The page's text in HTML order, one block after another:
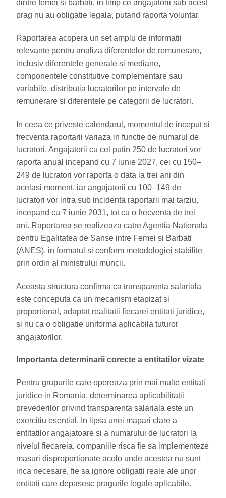
dintre femei si barbati, in timp ce angajatorii sub acest
prag nu au obligatie legala, putand raporta voluntar.
Raportarea acopera un set amplu de informatii
relevante pentru analiza diferentelor de remunerare,
inclusiv diferentele generale si mediane,
componentele constitutive complementare sau
variabile, distributia lucratorilor pe intervale de
remunerare si diferentele pe categorii de lucratori.
In ceea ce priveste calendarul, momentul de inceput si
frecventa raportarii variaza in functie de numarul de
lucratori. Angajatorii cu cel putin 250 de lucratori vor
raporta anual incepand cu 7 iunie 2027, cei cu 150–
249 de lucratori vor raporta o data la trei ani din
acelasi moment, iar angajatorii cu 100–149 de
lucratori vor intra sub incidenta raportarii mai tarziu,
incepand cu 7 iunie 2031, tot cu o frecventa de trei
ani. Raportarea se realizeaza catre Agentia Nationala
pentru Egalitatea de Sanse intre Femei si Barbati
(ANES), in formatul si conform metodologiei stabilite
prin ordin al ministrului muncii.
Aceasta structura confirma ca transparenta salariala
este conceputa ca un mecanism etapizat si
proportional, adaptat realitatii fiecarei entitati juridice,
si nu ca o obligatie uniforma aplicabila tuturor
angajatorilor.
Importanta determinarii corecte a entitatilor vizate
Pentru grupurile care opereaza prin mai multe entitati
juridice in Romania, determinarea aplicabilitatii
prevederilor privind transparenta salariala este un
exercitiu esential. In lipsa unei mapari clare a
entitatilor angajatoare si a numarului de lucratori la
nivelul fiecareia, companiile risca fie sa implementeze
masuri disproportionate acolo unde acestea nu sunt
inca necesare, fie sa ignore obligatii reale ale unor
entitati care depasesc pragurile legale aplicabile.